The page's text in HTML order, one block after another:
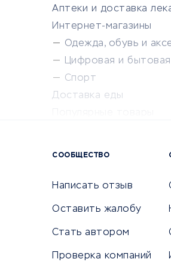
Аптеки и доставка
Интернет-магазины
Одежда, обувь и
Цифровая и бытовая
Спорт
Доставка еды
СООБЩЕСТВО
Написать отзыв
Оставить жалобу
Стать автором
Проверка компаний